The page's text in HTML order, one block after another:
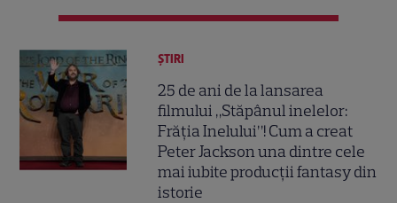
ȘTIRI
25 de ani de la lansarea
filmului „Stăpânul inelelor:
Frăția Inelului”! Cum a creat
Peter Jackson una dintre cele
mai iubite producții fantasy din
istorie